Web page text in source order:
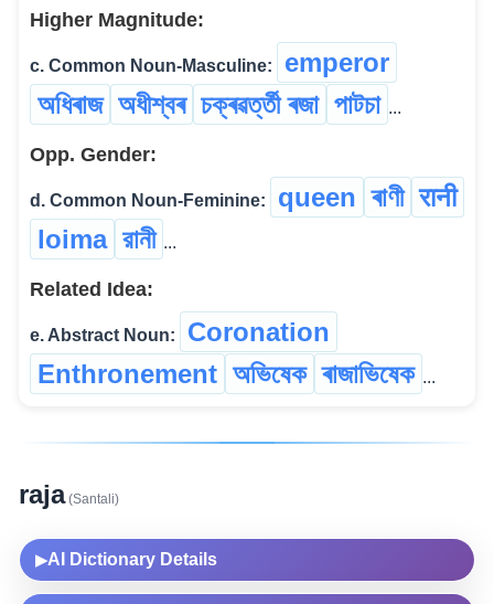
Higher Magnitude:
c. Common Noun-Masculine:
emperor
অধিৰাজ অধীশ্বৰ চক্ৰৱৰ্ত্তী ৰজা পাটচা ...
Opp. Gender:
d. Common Noun-Feminine: queen ৰাণী रानी
loima রানী ...
Related Idea:
e. Abstract Noun:
Coronation
Enthronement অভিষেক ৰাজাভিষেক ...
raja(Santali)
▶AI Dictionary Details